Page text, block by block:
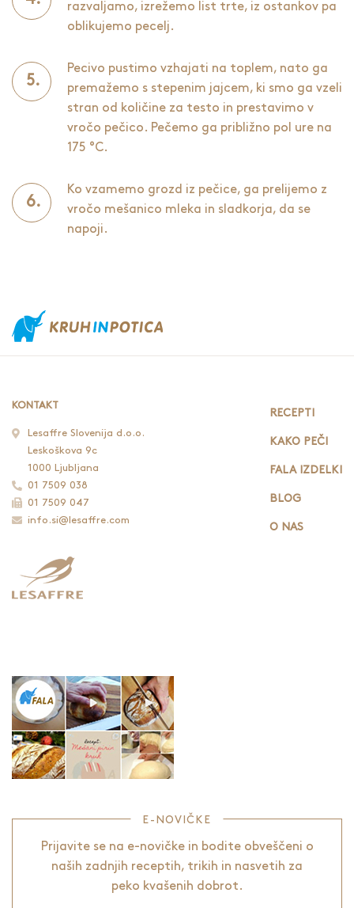
razvaljamo, izrežemo list trte, iz ostankov pa
oblikujemo pecelj.
Pecivo pustimo vzhajati na toplem, nato ga
premažemo s stepenim jajcem, ki smo ga vzeli
stran od količine za testo in prestavimo v
vročo pečico. Pečemo ga približno pol ure na
175 °C.
Ko vzamemo grozd iz pečice, ga prelijemo z
vročo mešanico mleka in sladkorja, da se
napoji.
KONTAKT
Lesaffre Slovenija d.o.o.
Leskoškova 9c
1000 Ljubljana
01 7509 038
01 7509 047
info.si@lesaffre.com
RECEPTI
KAKO PEČI
FALA IZDELKI
BLOG
O NAS
E-NOVIČKE
Prijavite se na e-novičke in bodite obveščeni o
naših zadnjih receptih, trikih in nasvetih za
peko kvašenih dobrot.